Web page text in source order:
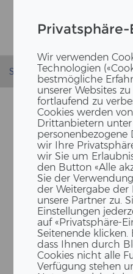
Wir verwenden
Technologien
bestmögliche
unserer Websites
fortlaufend zu
Cookies werden
Drittanbietern
personenbezogene
wir Ihre
wir Sie um
den Button «Alle
Sie der
der Weitergabe
unsere Partner zu.
Einstellungen
auf «Privatsphäre-
Seitenende
dass Ihnen durch
Cookies nicht alle
Verfügung stehen
Startseite News
FREIE
MER­MANN
EFZ AB